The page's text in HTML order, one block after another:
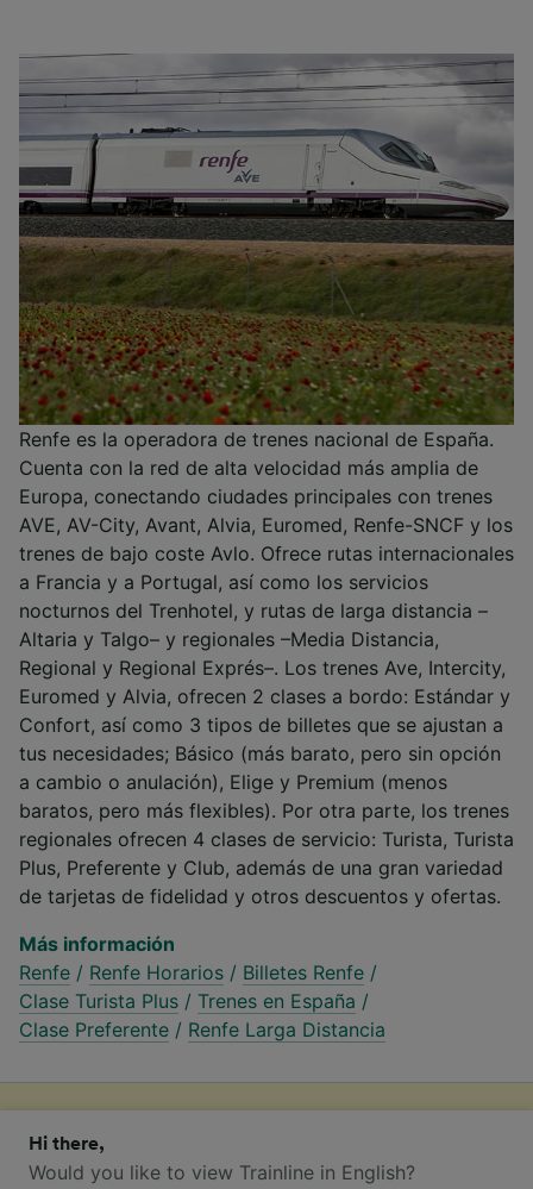
Renfe es la operadora de trenes nacional de España.
Cuenta con la red de alta velocidad más amplia de
Europa, conectando ciudades principales con trenes
AVE, AV-City, Avant, Alvia, Euromed, Renfe-SNCF y los
trenes de bajo coste Avlo. Ofrece rutas internacionales
a Francia y a Portugal, así como los servicios
nocturnos del Trenhotel, y rutas de larga distancia –
Altaria y Talgo– y regionales –Media Distancia,
Regional y Regional Exprés–. Los trenes Ave, Intercity,
Euromed y Alvia, ofrecen 2 clases a bordo: Estándar y
Confort, así como 3 tipos de billetes que se ajustan a
tus necesidades; Básico (más barato, pero sin opción
a cambio o anulación), Elige y Premium (menos
baratos, pero más flexibles). Por otra parte, los trenes
regionales ofrecen 4 clases de servicio: Turista, Turista
Plus, Preferente y Club, además de una gran variedad
de tarjetas de fidelidad y otros descuentos y ofertas.
Más información
Renfe / Renfe Horarios / Billetes Renfe /
Clase Turista Plus / Trenes en España /
Clase Preferente / Renfe Larga Distancia
¿Cómo reservar billetes de tren
baratos de Ateca a Calatayud?
Hi there,
Would you like to view Trainline in English?